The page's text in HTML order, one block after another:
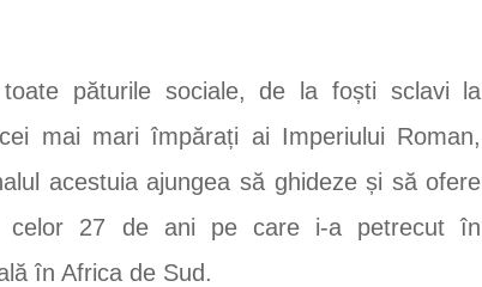
păturile sociale, de la foști sclavi la
mai mari împărați ai Imperiului Roman,
acestuia ajungea să ghideze și să ofere
celor 27 de ani pe care i-a petrecut în
în Africa de Sud.